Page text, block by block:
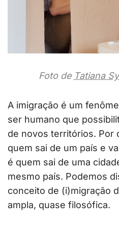
Foto de Tatiana
A imigração é um
ser humano que
de novos territórios. Por
quem sai de um país e
é quem sai de uma
mesmo país. Podemos
conceito de (i)migração
ampla, quase filosófica.